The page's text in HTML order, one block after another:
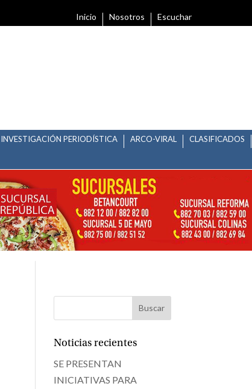
Inicio Nosotros Escuchar
INVESTIGACIÓN PERIODÍSTICA ARCO-VIRAL
CLASIFICADOS
Noticias recientes
SE PRESENTAN
INICIATIVAS PARA